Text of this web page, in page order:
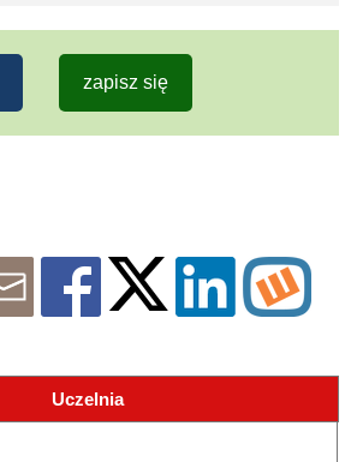
zapisz się
Uczelnia